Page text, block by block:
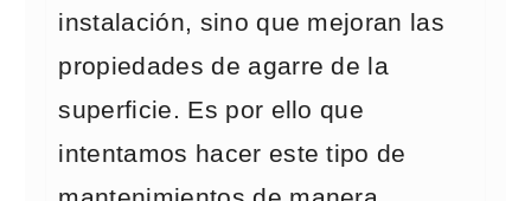
instalación, sino que mejoran las
propiedades de agarre de la
superficie. Es por ello que
intentamos hacer este tipo de